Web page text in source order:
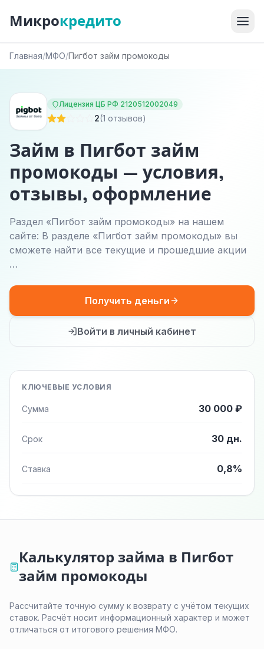
Микрокредито
Главная/МФО/Пигбот займ промокоды
Лицензия ЦБ РФ 2120512002049
2(1 отзывов)
Займ в Пигбот займ
промокоды — условия,
отзывы, оформление
Раздел «Пигбот займ промокоды» на нашем
сайте: В разделе «Пигбот займ промокоды» вы
сможете найти все текущие и прошедшие акции
…
Получить деньги
Войти в личный кабинет
КЛЮЧЕВЫЕ УСЛОВИЯ
Сумма 30 000 ₽
Срок 30 дн.
Ставка 0,8%
Калькулятор займа в Пигбот
займ промокоды
Рассчитайте точную сумму к возврату с учётом текущих
ставок. Расчёт носит информационный характер и может
отличаться от итогового решения МФО.